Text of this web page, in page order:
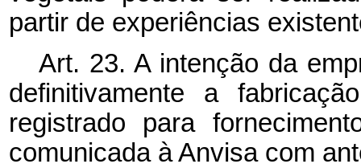
partir de experiências
Art. 23. A intenção da
definitivamente a
registrado para
comunicada à Anvisa com